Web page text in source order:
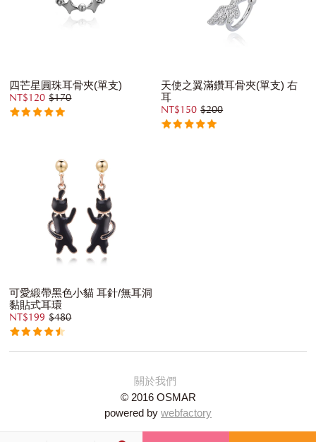
四芒星圓珠耳骨夾(單支)
NT$120 $170
天使之翼滿鑽耳骨夾(單支) 右
耳
NT$150 $200
可愛緞帶黑色小貓 耳針/無耳洞
黏貼式耳環
NT$199 $480
關於我們
© 2016 OSMAR
powered by webfactory